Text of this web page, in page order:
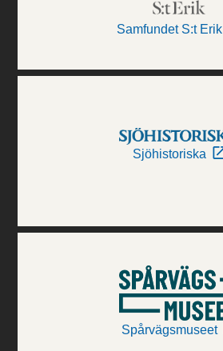
Samfundet S:t Erik
Sjöhistoriska
Spårvägsmuseet